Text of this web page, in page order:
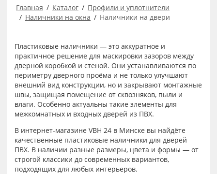
Главная Каталог
Профили и уплотнители
Наличники на окна
Наличники на двери
Пластиковые наличники — это аккуратное и
практичное решение для маскировки зазоров между
дверной коробкой и стеной. Они устанавливаются по
периметру дверного проёма и не только улучшают
внешний вид конструкции, но и закрывают монтажные
швы, защищая помещение от сквозняков, пыли и
влаги. Особенно актуальны такие элементы для
межкомнатных и входных дверей из ПВХ.
В интернет-магазине VBH 24 в Минске вы найдёте
качественные пластиковые наличники для дверей
ПВХ. В наличии разные размеры, цвета и формы — от
строгой классики до современных вариантов,
подходящих для любых интерьеров.